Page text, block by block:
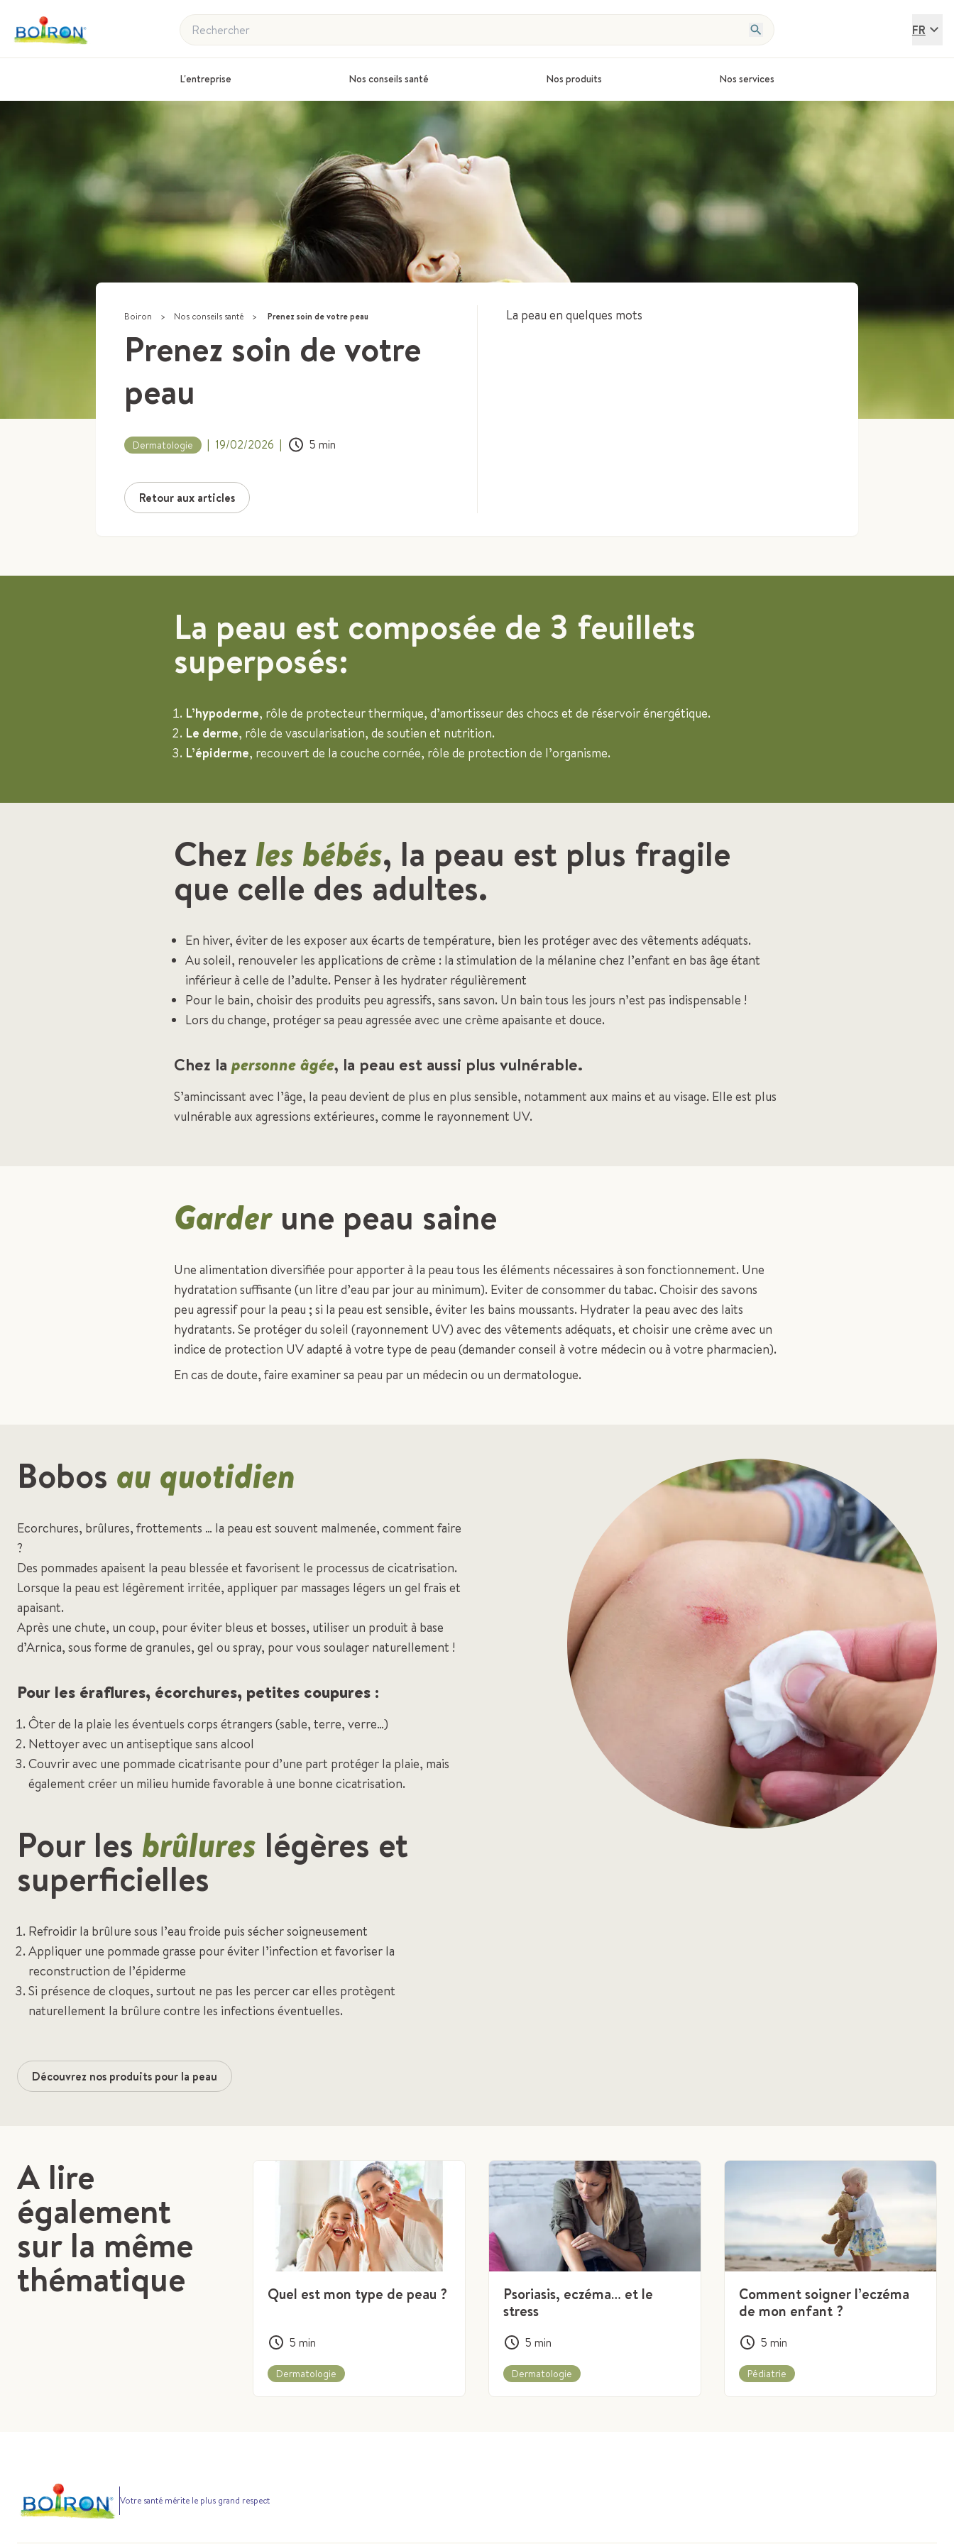
Rechercher FR
L'entreprise Nos conseils santé Nos produits Nos services
Boiron > Nos conseils santé > Prenez soin de votre peau
Prenez soin de votre
peau
Dermatologie | 19/02/2026 | 5 min
Retour aux articles
La peau en quelques mots
La peau est composée de 3 feuillets
superposés:
L’hypoderme, rôle de protecteur thermique, d’amortisseur des chocs et de réservoir énergétique.
Le derme, rôle de vascularisation, de soutien et nutrition.
L’épiderme, recouvert de la couche cornée, rôle de protection de l’organisme.
Chez les bébés, la peau est plus fragile
que celle des adultes.
En hiver, éviter de les exposer aux écarts de température, bien les protéger avec des vêtements adéquats.
Au soleil, renouveler les applications de crème : la stimulation de la mélanine chez l’enfant en bas âge étant
inférieur à celle de l’adulte. Penser à les hydrater régulièrement
Pour le bain, choisir des produits peu agressifs, sans savon. Un bain tous les jours n’est pas indispensable !
Lors du change, protéger sa peau agressée avec une crème apaisante et douce.
Chez lapersonne âgée, la peau est aussi plus vulnérable.
S’amincissant avec l’âge, la peau devient de plus en plus sensible, notamment aux mains et au visage. Elle est plus
vulnérable aux agressions extérieures, comme le rayonnement UV.
Garder une peau saine
Une alimentation diversifiée pour apporter à la peau tous les éléments nécessaires à son fonctionnement. Une
hydratation suffisante (un litre d’eau par jour au minimum). Eviter de consommer du tabac. Choisir des savons
peu agressif pour la peau ; si la peau est sensible, éviter les bains moussants. Hydrater la peau avec des laits
hydratants. Se protéger du soleil (rayonnement UV) avec des vêtements adéquats, et choisir une crème avec un
indice de protection UV adapté à votre type de peau (demander conseil à votre médecin ou à votre pharmacien).
En cas de doute, faire examiner sa peau par un médecin ou un dermatologue.
Bobos au quotidien
Ecorchures, brûlures, frottements … la peau est souvent malmenée, comment faire
?
Des pommades apaisent la peau blessée et favorisent le processus de cicatrisation.
Lorsque la peau est légèrement irritée, appliquer par massages légers un gel frais et
apaisant.
Après une chute, un coup, pour éviter bleus et bosses, utiliser un produit à base
d’Arnica, sous forme de granules, gel ou spray, pour vous soulager naturellement !
Pour les éraflures, écorchures, petites coupures :
Ôter de la plaie les éventuels corps étrangers (sable, terre, verre…)
Nettoyer avec un antiseptique sans alcool
Couvrir avec une pommade cicatrisante pour d’une part protéger la plaie, mais
également créer un milieu humide favorable à une bonne cicatrisation.
Pour les brûlures légères et
superficielles
Refroidir la brûlure sous l’eau froide puis sécher soigneusement
Appliquer une pommade grasse pour éviter l’infection et favoriser la
reconstruction de l’épiderme
Si présence de cloques, surtout ne pas les percer car elles protègent
naturellement la brûlure contre les infections éventuelles.
Découvrez nos produits pour la peau
A lire
également
sur la même
thématique Quel est mon type de peau ?
5 min
Dermatologie
Psoriasis, eczéma… et le
stress
5 min
Dermatologie
Comment soigner l’eczéma
de mon enfant ?
5 min
Pédiatrie
Votre santé mérite le plus grand respect